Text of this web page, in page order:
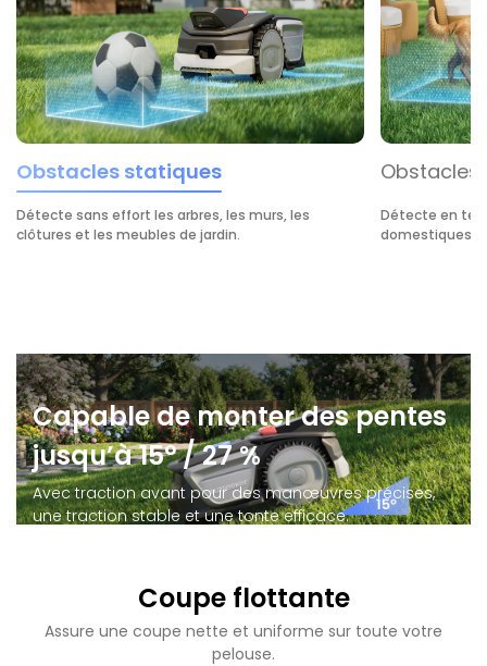
Obstacles statiques
Détecte sans effort les arbres, les murs, les
clôtures et les meubles de jardin.
Obstacles
Détecte en
domestiques
Capable de monter des pentes
jusqu’à 15° / 27 %
Avec traction avant pour des manœuvres précises,
une traction stable et une tonte efficace.
Coupe flottante
Assure une coupe nette et uniforme sur toute votre
pelouse.